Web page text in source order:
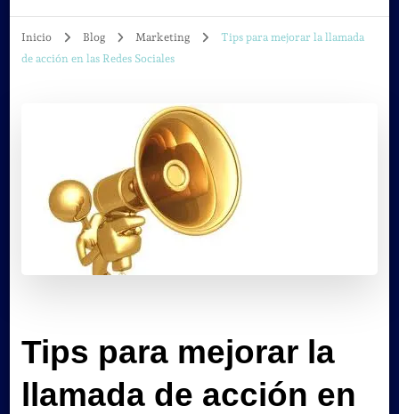
Inicio Blog Marketing
Tips para mejorar la llamada
de acción en las Redes Sociales
Tips para mejorar la
llamada de acción en